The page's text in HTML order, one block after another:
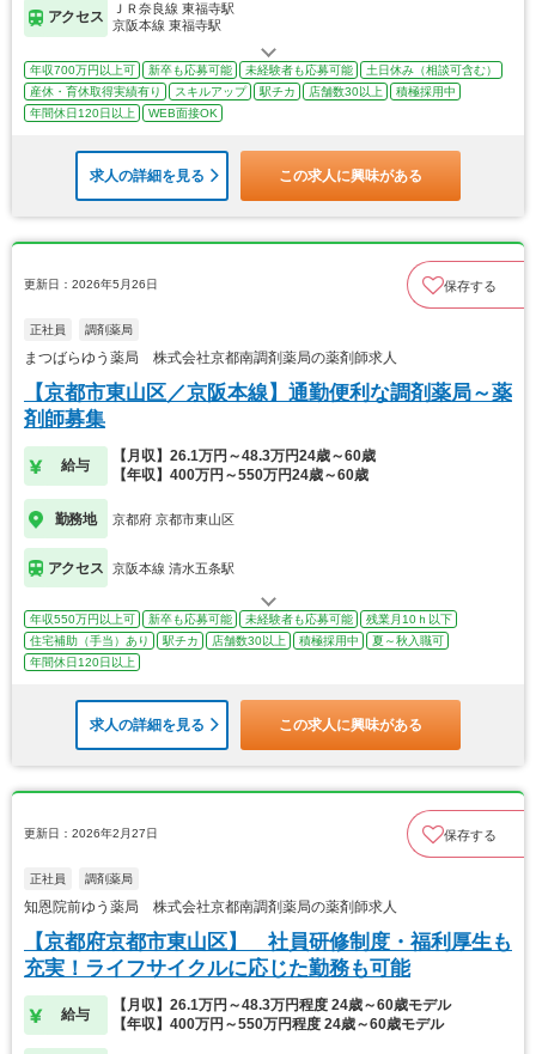
アクセス
ＪＲ奈良線 東福寺駅
京阪本線 東福寺駅
年収700万円以上可 新卒も応募可能 未経験者も応募可能
土日休み（相談可含む）
産休・育休取得実績有り
スキルアップ 駅チカ 店舗数30以上
積極採用中
年間休日120日以上
WEB面接OK
求人の詳細を見る この求人に興味がある
更新日：2026年5月26日 保存する
正社員 調剤薬局
まつばらゆう薬局 株式会社京都南調剤薬局の薬剤師求人
【京都市東山区／京阪本線】通勤便利な調剤薬局～薬
剤師募集
給与
【月収】26.1万円～48.3万円24歳～60歳
【年収】400万円～550万円24歳～60歳
勤務地 京都府 京都市東山区
アクセス 京阪本線 清水五条駅
年収550万円以上可 新卒も応募可能 未経験者も応募可能
残業月10ｈ以下
住宅補助（手当）あり
駅チカ 店舗数30以上 積極採用中
夏～秋入職可
年間休日120日以上
求人の詳細を見る この求人に興味がある
更新日：2026年2月27日 保存する
正社員 調剤薬局
知恩院前ゆう薬局 株式会社京都南調剤薬局の薬剤師求人
【京都府京都市東山区】 社員研修制度・福利厚生も
充実！ライフサイクルに応じた勤務も可能
給与
【月収】26.1万円～48.3万円程度 24歳～60歳モデル
【年収】400万円～550万円程度 24歳～60歳モデル